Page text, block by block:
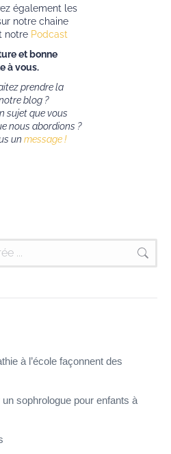
également les
notre chaine
notre Podcast
et bonne
à vous.
prendre la
blog ?
sujet que vous
nous abordions ?
un message !
à l’école façonnent des
sophrologue pour enfants à